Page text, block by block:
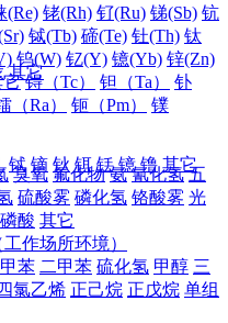
(Re) 铑(Rh) 钌(Ru) 锑(Sb) 钪
铽(Tb) 碲(Te) 钍(Th) 钛
钨(W) 钇(Y) 镱(Yb) 锌(Zn)
它 锝（Tc） 钽（Ta）
钋
（Ra） 钷（Pm）
镤
臭氧 氟化物 氨 氰化氢 五
硫酸雾 磷化氢 铬酸雾 光
磷酸 其它
作场所环境）
甲苯 二甲苯 硫化氢 甲醇 三
四氯乙烯 正己烷 正戊烷 单组
其它
铽 镝 钬 铒 铥 镱 镥 其它